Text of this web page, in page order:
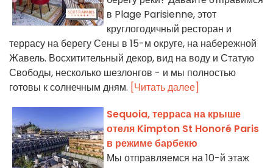
в Plage Parisienne, этот
круглогодичный ресторан и
террасу на берегу Сены в 15-м округе, на набережной
Жавель. Восхитительный декор, вид на воду и Статую
Свободы, несколько шезлонгов - и мы полностью
готовы к солнечным дням. [Читать далее]
Sequoia, терраса на крыше
отеля Kimpton St Honoré Paris
в режиме барбекю
Мы отправляемся на 10-й этаж